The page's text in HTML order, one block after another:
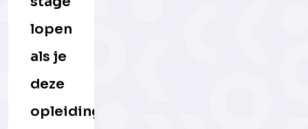
lopen
als je
deze
opleiding